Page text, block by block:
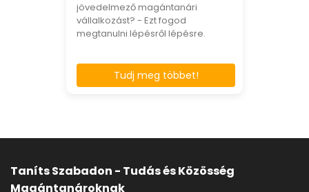
jövedelmező magántanári
vállalkozást? - Ezt fogod
megtanulni lépésről lépésre.
Tudj meg többet!
Taníts Szabadon - Tudás és Közösség
Magántanároknak